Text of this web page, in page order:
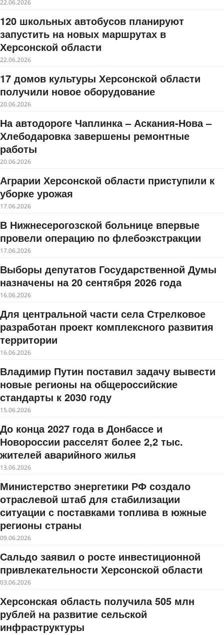
22.06.2026
120 школьных автобусов планируют
запустить на новых маршрутах в
Херсонской области
22.06.2026
17 домов культуры Херсонской области
получили новое оборудование
20.06.2026
На автодороге Чаплинка – Аскания-Нова –
Хлебодаровка завершены ремонтные
работы
20.06.2026
Аграрии Херсонской области приступили к
уборке урожая
17.06.2026
В Нижнесерогозской больнице впервые
провели операцию по флебоэкстракции
17.06.2026
Выборы депутатов Государственной Думы
назначены на 20 сентября 2026 года
16.06.2026
Для центральной части села Стрелковое
разработан проект комплексного развития
территории
16.06.2026
Владимир Путин поставил задачу вывести
новые регионы на общероссийские
стандарты к 2030 году
15.06.2026
До конца 2027 года в Донбассе и
Новороссии расселят более 2,2 тыс.
жителей аварийного жилья
13.06.2026
Министерство энергетики РФ создало
отраслевой штаб для стабилизации
ситуации с поставками топлива в южные
регионы страны
09.06.2026
Сальдо заявил о росте инвестиционной
привлекательности Херсонской области
03.06.2026
Херсонская область получила 505 млн
рублей на развитие сельской
инфраструктуры